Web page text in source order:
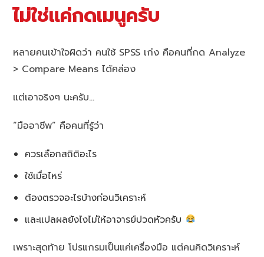
ไม่ใช่แค่กดเมนูครับ
หลายคนเข้าใจผิดว่า คนใช้ SPSS เก่ง คือคนที่กด Analyze
> Compare Means ได้คล่อง
แต่เอาจริงๆ นะครับ…
“มืออาชีพ” คือคนที่รู้ว่า
ควรเลือกสถิติอะไร
ใช้เมื่อไหร่
ต้องตรวจอะไรบ้างก่อนวิเคราะห์
และแปลผลยังไงไม่ให้อาจารย์ปวดหัวครับ
เพราะสุดท้าย โปรแกรมเป็นแค่เครื่องมือ แต่คนคิดวิเคราะห์